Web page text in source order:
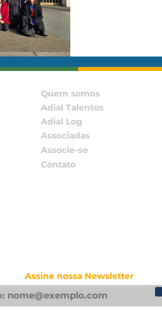
Quem somos
Adial Talentos
Adial Log
Associadas
Associe-se
Contato
Assine nossa Newsletter